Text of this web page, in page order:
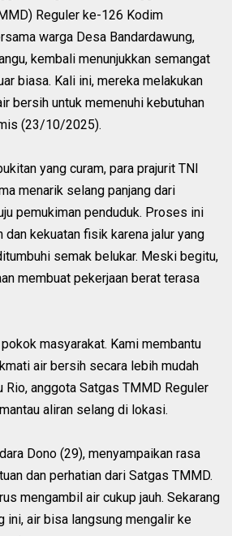
Reguler ke-126 Kodim
warga Desa Bandardawung,
kembali menunjukkan semangat
biasa. Kali ini, mereka melakukan
bersih untuk memenuhi kebutuhan
(23/10/2025).
yang curam, para prajurit TNI
menarik selang panjang dari
pemukiman penduduk. Proses ini
kekuatan fisik karena jalur yang
semak belukar. Meski begitu,
membuat pekerjaan berat terasa
masyarakat. Kami membantu
air bersih secara lebih mudah
Rio, anggota Satgas TMMD Reguler
aliran selang di lokasi.
Dono (29), menyampaikan rasa
dan perhatian dari Satgas TMMD.
mengambil air cukup jauh. Sekarang
ini, air bisa langsung mengalir ke